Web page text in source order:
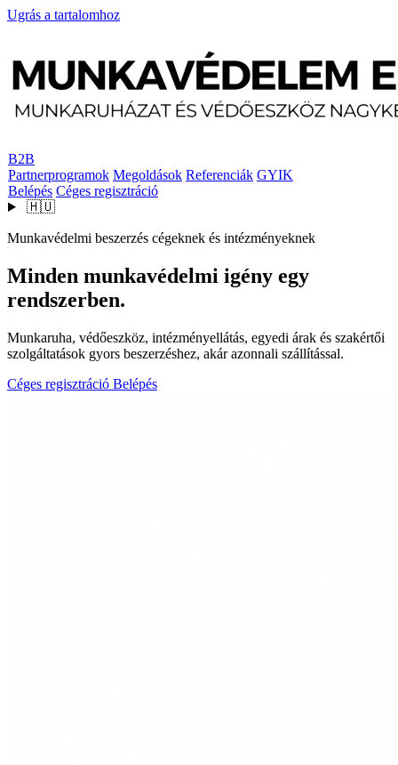
Ugrás a tartalomhoz
B2B
Partnerprogramok Megoldások Referenciák GYIK
Belépés Céges regisztráció
🇭🇺
Munkavédelmi beszerzés cégeknek és intézményeknek
Minden munkavédelmi igény egy
rendszerben.
Munkaruha, védőeszköz, intézményellátás, egyedi árak és szakértői
szolgáltatások gyors beszerzéshez, akár azonnali szállítással.
Céges regisztráció Belépés